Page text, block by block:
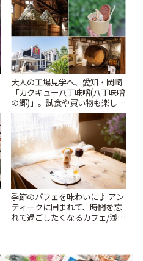
大人の工場見学へ、愛知・岡崎
「カクキュー八丁味噌(八丁味噌
の郷)」。試食や買い物も楽しみ
♪ | ことりっぷ
季節のパフェを味わいに♪ アン
ティークに囲まれて、時間を忘
れて過ごしたくなるカフェ/浅草